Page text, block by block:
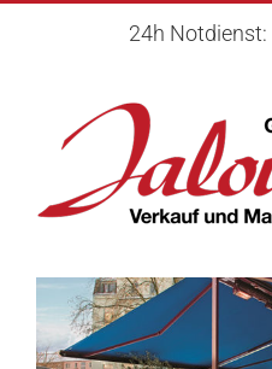
24h Notdienst: